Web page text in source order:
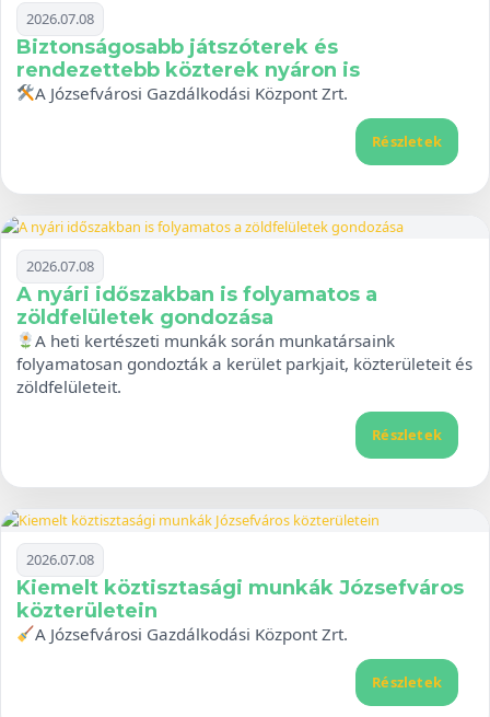
2026.07.08
Biztonságosabb játszóterek és
rendezettebb közterek nyáron is
A Józsefvárosi Gazdálkodási Központ Zrt.
Részletek
2026.07.08
A nyári időszakban is folyamatos a
zöldfelületek gondozása
A heti kertészeti munkák során munkatársaink
folyamatosan gondozták a kerület parkjait, közterületeit és
zöldfelületeit.
Részletek
2026.07.08
Kiemelt köztisztasági munkák Józsefváros
közterületein
A Józsefvárosi Gazdálkodási Központ Zrt.
Részletek